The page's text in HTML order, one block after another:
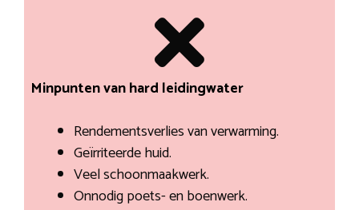
Minpunten van hard leidingwater
Rendementsverlies van verwarming.
Geïrriteerde huid.
Veel schoonmaakwerk.
Onnodig poets- en boenwerk.